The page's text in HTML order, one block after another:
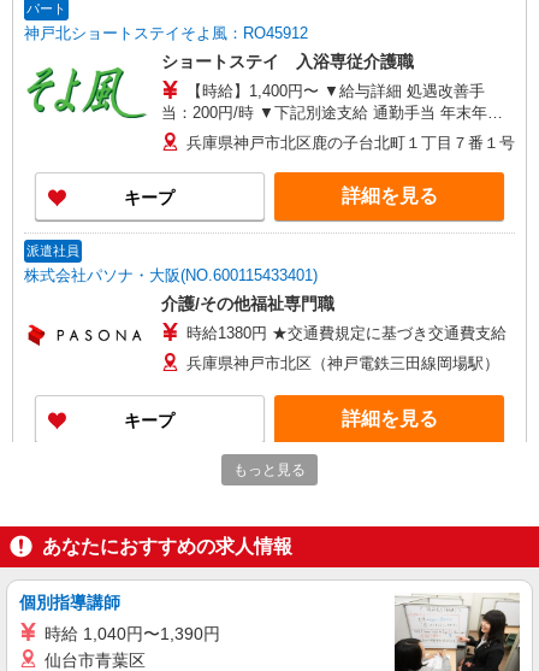
パート
神戸北ショートステイそよ風：RO45912
ショートステイ 入浴専従介護職
【時給】1,400円〜 ▼給与詳細 処遇改善手
当：200円/時 ▼下記別途支給 通勤手当 年末年始
手当：380円/時 ※12/300時〜1/324時 寸志あり：
年2回（6月・12月） ※業績による ※処遇改善手
当は試用期間中(3ヶ月)は支給なし
兵庫県神戸市北区鹿の子台北町１丁目７番１号
キープ 詳細を見る
派遣社員
株式会社パソナ・大阪(NO.600115433401)
介護/その他福祉専門職
時給1380円 ★交通費規定に基づき交通費支給
兵庫県神戸市北区（神戸電鉄三田線岡場駅）
キープ 詳細を見る
介護/その他福祉専門職
時給1380円 ★交通費規定に基づき交通費支給
兵庫県神戸市北区（神戸電鉄三田線岡場駅）
キープ 詳細を見る
もっと見る
あなたにおすすめの求人情報
個別指導講師
時給 1,040円〜1,390円
仙台市青葉区